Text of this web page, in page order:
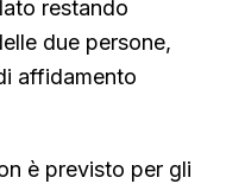
restando
due persone,
affidamento
è previsto per gli